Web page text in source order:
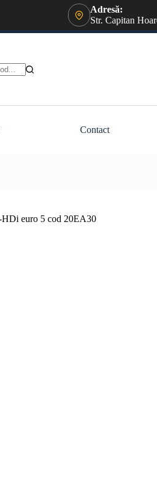
Adresă:
Str. Capitan
Contact
HDi euro 5 cod 20EA30